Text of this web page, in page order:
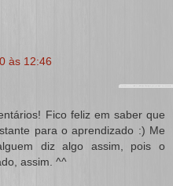
às 12:46
Fico feliz em saber que
para o aprendizado :) Me
diz algo assim, pois o
assim. ^^